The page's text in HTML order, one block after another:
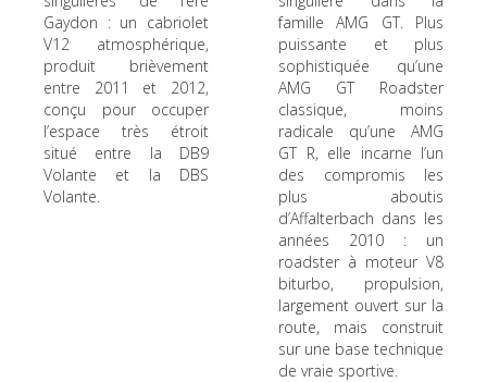
Gaydon : un cabriolet
V12 atmosphérique,
produit brièvement
entre 2011 et 2012,
conçu pour occuper
l’espace très étroit
situé entre la DB9
Volante et la DBS
Volante.
famille AMG GT. Plus
puissante et plus
sophistiquée qu’une
AMG GT Roadster
classique, moins
radicale qu’une AMG
GT R, elle incarne l’un
des compromis les
plus aboutis
d’Affalterbach dans les
années 2010 : un
roadster à moteur V8
biturbo, propulsion,
largement ouvert sur la
route, mais construit
sur une base technique
de vraie sportive.